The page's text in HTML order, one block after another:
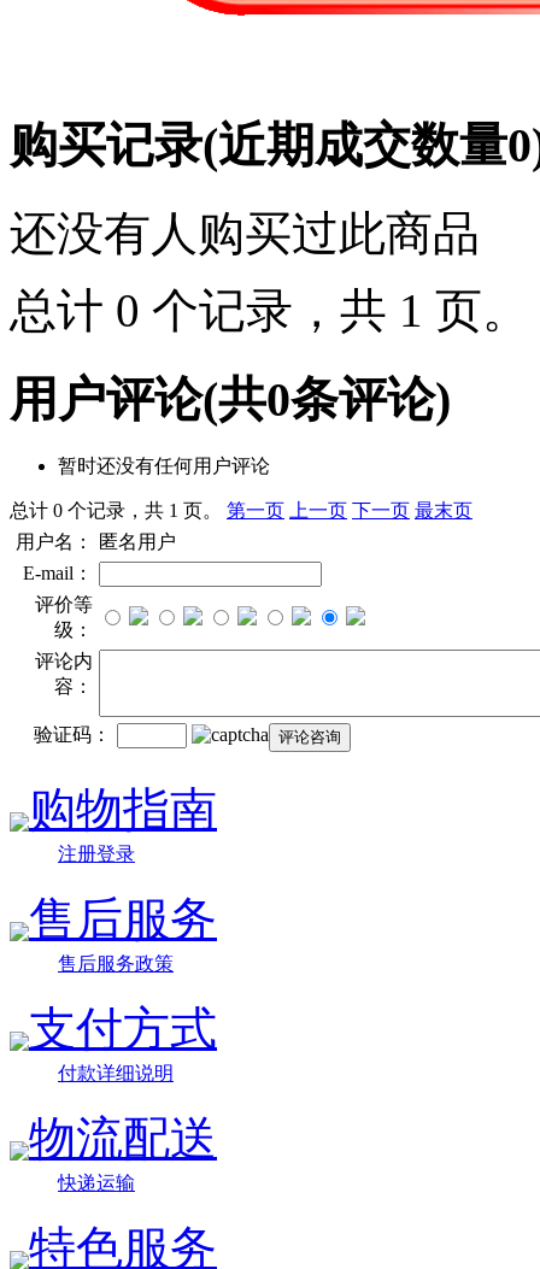
购买记录(近期成交数量0
还没有人购买过此商品
总计 0 个记录，共 1 页。
用户评论(共0条评论)
暂时还没有任何用户评论
总计 0 个记录，共 1 页。 第一页 上一页 下一页 最末页
用户名：
匿名用户
E-mail：
评价等
级：
评论内
容：
验证码：
购物指南
注册登录
售后服务
售后服务政策
支付方式
付款详细说明
物流配送
快递运输
特色服务